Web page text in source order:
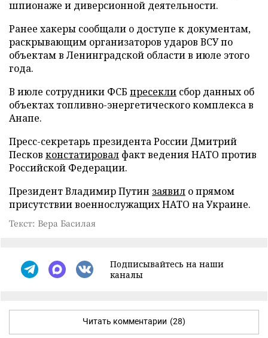
шпионаже и диверсионной деятельности.
Ранее хакеры сообщали о доступе к документам,
раскрывающим организаторов ударов ВСУ по
объектам в Ленинградской области в июле этого
года.
В июле сотрудники ФСБ пресекли сбор данных об
объектах топливно-энергетического комплекса в
Анапе.
Пресс-секретарь президента России Дмитрий
Песков констатировал факт ведения НАТО против
Российской Федерации.
Президент Владимир Путин заявил о прямом
присутствии военнослужащих НАТО на Украине.
Текст: Вера Басилая
Подписывайтесь на наши
каналы
Читать комментарии (28)